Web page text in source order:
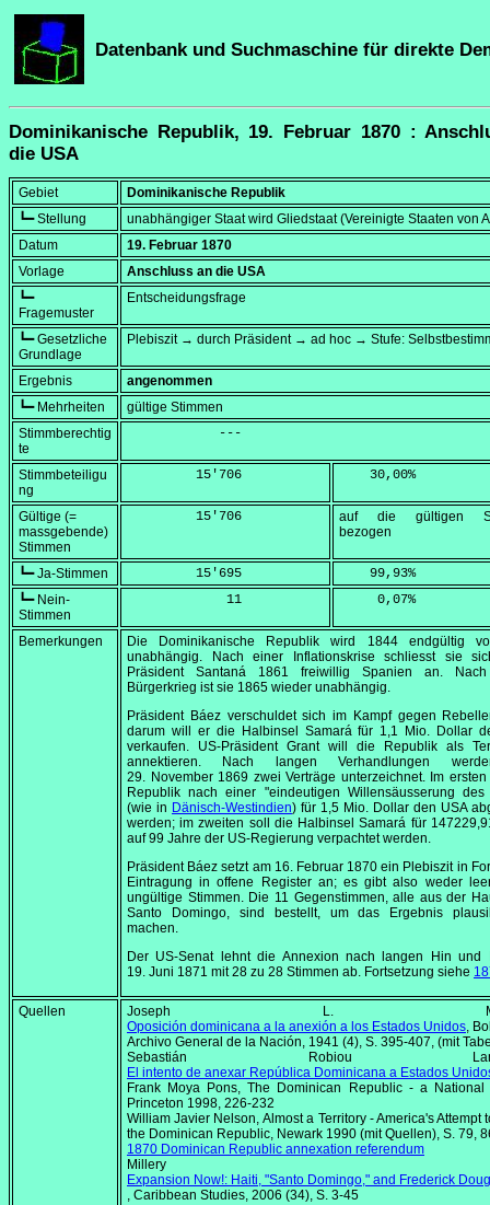
Datenbank und Suchmaschine für direkte
Dominikanische Republik, 19. Februar 1870 :
die USA
Gebiet
Dominikanische Republik
┗━ Stellung
unabhängiger Staat wird Gliedstaat (Vereinigte Staaten von
Datum
19. Februar 1870
Vorlage
Anschluss an die USA
┗━
Fragemuster
Entscheidungsfrage
┗━ Gesetzliche
Grundlage
Plebiszit → durch Präsident → ad hoc → Stufe:
Ergebnis
angenommen
┗━ Mehrheiten
gültige Stimmen
Stimmberechtig
te
            ---
Stimmbeteiligu
ng
         15'706
    30,00
%
Gültige (=
massgebende)
Stimmen
         15'706
auf die gültigen
bezogen
┗━ Ja-Stimmen
         15'695
    99,93
%
┗━ Nein-
Stimmen
             11
     0,07
%
Bemerkungen
Die Dominikanische Republik wird 1844 endgültig
unabhängig. Nach einer Inflationskrise schliesst sie
Präsident Santaná 1861 freiwillig Spanien an.
Bürgerkrieg ist sie 1865 wieder unabhängig.
Präsident Báez verschuldet sich im Kampf gegen
darum will er die Halbinsel Samará für 1,1 Mio. Dollar
verkaufen. US-Präsident Grant will die Republik als
annektieren. Nach langen Verhandlungen
29. November 1869 zwei Verträge unterzeichnet. Im
Republik nach einer "eindeutigen Willensäusserung des
(wie in Dänisch-Westindien) für 1,5 Mio. Dollar den USA
werden; im zweiten soll die Halbinsel Samará für
auf 99 Jahre der US-Regierung verpachtet werden.
Präsident Báez setzt am 16. Februar 1870 ein Plebiszit in
Eintragung in offene Register an; es gibt also weder
ungültige Stimmen. Die 11 Gegenstimmen, alle aus der
Santo Domingo, sind bestellt, um das Ergebnis
machen.
Der US-Senat lehnt die Annexion nach langen Hin und
19. Juni 1871 mit 28 zu 28 Stimmen ab. Fortsetzung siehe
Quellen
Joseph L.
Oposición dominicana a la anexión a los Estados Unidos,
Archivo General de la Nación, 1941 (4), S. 395-407, (mit
Sebastián Robiou
El intento de anexar República Dominicana a Estados
Frank Moya Pons,The Dominican Republic - a National
Princeton 1998, 226-232
William Javier Nelson,Almost a Territory - America's Attempt
the Dominican Republic, Newark 1990 (mit Quellen), S. 79,
1870 Dominican Republic annexation referendum
Millery
Expansion Now!: Haiti, "Santo Domingo," and Frederick
, Caribbean Studies, 2006 (34), S. 3-45